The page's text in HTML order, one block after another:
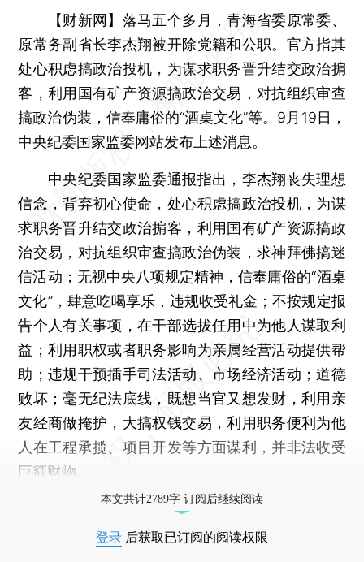
【财新网】 落马五个多月，青海省委原常委、
原常务副省长李杰翔被开除党籍和公职。官方指其
处心积虑搞政治投机，为谋求职务晋升结交政治掮
客，利用国有矿产资源搞政治交易，对抗组织审查
搞政治伪装，信奉庸俗的“酒桌文化”等。9月19日，
中央纪委国家监委网站发布上述消息。
中央纪委国家监委通报指出，李杰翔丧失理想
信念，背弃初心使命，处心积虑搞政治投机，为谋
求职务晋升结交政治掮客，利用国有矿产资源搞政
治交易，对抗组织审查搞政治伪装，求神拜佛搞迷
信活动；无视中央八项规定精神，信奉庸俗的“酒桌
文化”，肆意吃喝享乐，违规收受礼金；不按规定报
告个人有关事项，在干部选拔任用中为他人谋取利
益；利用职权或者职务影响为亲属经营活动提供帮
助；违规干预插手司法活动、市场经济活动；道德
败坏；毫无纪法底线，既想当官又想发财，利用亲
友经商做掩护，大搞权钱交易，利用职务便利为他
人在工程承揽、项目开发等方面谋利，并非法收受
巨额财物。
本文共计2789字 订阅后继续阅读
登录 后获取已订阅的阅读权限